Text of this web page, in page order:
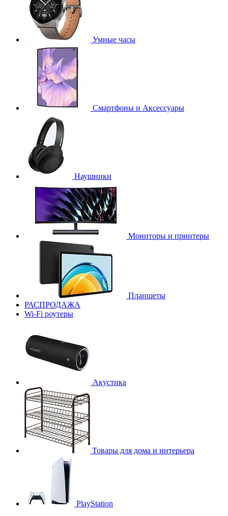
Умные часы
Смартфоны и Аксессуары
Наушники
Мониторы и принтеры
Планшеты
РАСПРОДАЖА
Wi-Fi роутеры
Акустика
Товары для дома и интерьера
PlayStation